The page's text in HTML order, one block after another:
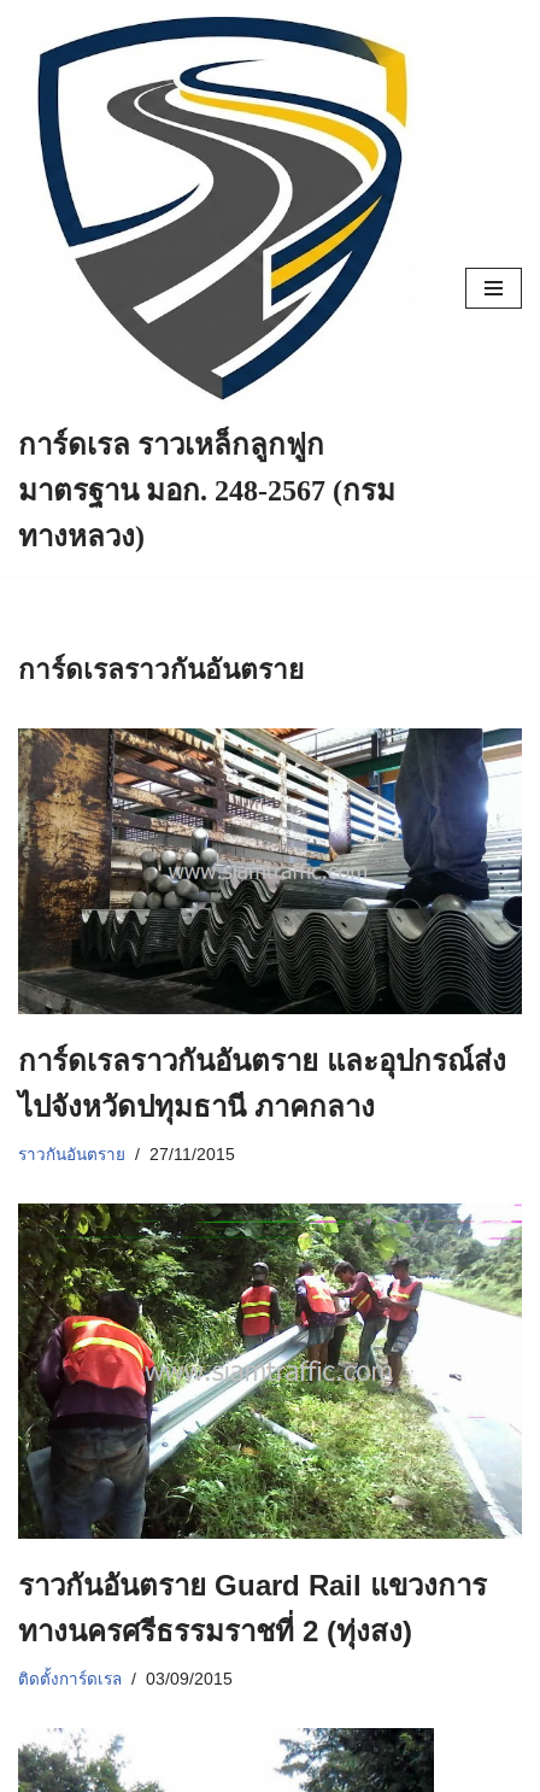
Skip
content
การ์ดเรล ราวเหล็กลูกฟูก
มาตรฐาน มอก. 248-2567 (กรม
ทางหลวง)
การ์ดเรลราวกันอันตราย
การ์ดเรลราวกันอันตราย และอุปกรณ์ส่ง
ไปจังหวัดปทุมธานี ภาคกลาง
ราวกันอันตราย 27/11/2015
ราวกันอันตราย Guard Rail แขวงการ
ทางนครศรีธรรมราชที่ 2 (ทุ่งสง)
ติดตั้งการ์ดเรล 03/09/2015